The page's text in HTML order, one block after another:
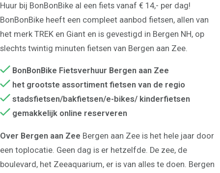
Huur bij BonBonBike al een fiets vanaf € 14,- per dag!
BonBonBike heeft een compleet aanbod fietsen, allen van
het merk TREK en Giant en is gevestigd in Bergen NH, op
slechts twintig minuten fietsen van Bergen aan Zee.
BonBonBike Fietsverhuur Bergen aan Zee
het grootste assortiment fietsen van de regio
stadsfietsen/bakfietsen/e-bikes/ kinderfietsen
gemakkelijk online reserveren
Over Bergen aan Zee Bergen aan Zee is het hele jaar door
een toplocatie. Geen dag is er hetzelfde. De zee, de
boulevard, het Zeeaquarium, er is van alles te doen. Bergen